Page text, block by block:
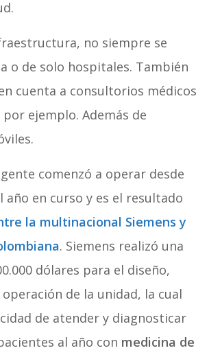
no siempre se
o de solo hospitales. También
cuenta a consultorios médicos
ejemplo. Además de
comenzó a operar desde
en curso y es el resultado
la multinacional Siemens y
. Siemens realizó una
dólares para el diseño,
de la unidad, la cual
de atender y diagnosticar
al año con medicina de